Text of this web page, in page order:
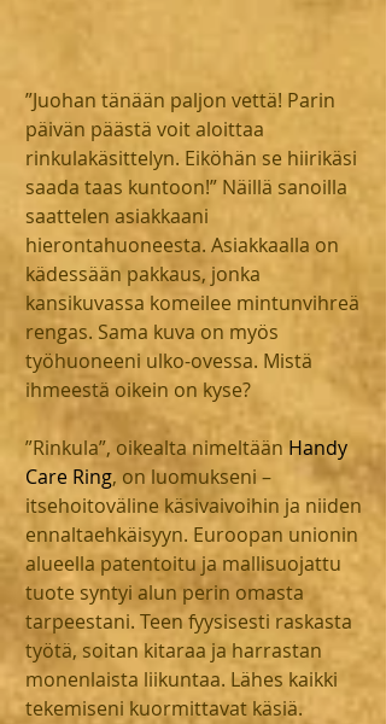
”Juohan tänään paljon vettä! Parin
päivän päästä voit aloittaa
rinkulakäsittelyn. Eiköhän se hiirikäsi
saada taas kuntoon!” Näillä sanoilla
saattelen asiakkaani
hierontahuoneesta. Asiakkaalla on
kädessään pakkaus, jonka
kansikuvassa komeilee mintunvihreä
rengas. Sama kuva on myös
työhuoneeni ulko-ovessa. Mistä
ihmeestä oikein on kyse?
”Rinkula”, oikealta nimeltään Handy
Care Ring, on luomukseni –
itsehoitoväline käsivaivoihin ja niiden
ennaltaehkäisyyn. Euroopan unionin
alueella patentoitu ja mallisuojattu
tuote syntyi alun perin omasta
tarpeestani. Teen fyysisesti raskasta
työtä, soitan kitaraa ja harrastan
monenlaista liikuntaa. Lähes kaikki
tekemiseni kuormittavat käsiä.